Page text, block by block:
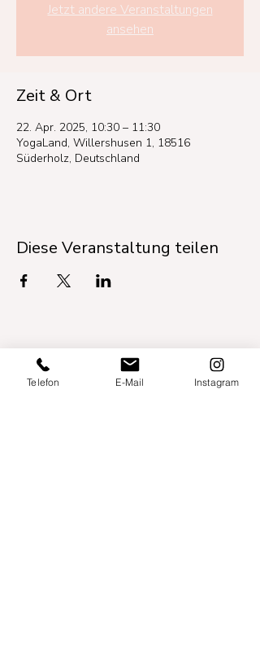
Jetzt andere Veranstaltungen
ansehen
Zeit & Ort
22. Apr. 2025, 10:30 – 11:30
YogaLand, Willershusen 1, 18516
Süderholz, Deutschland
Diese Veranstaltung teilen
Telefon E-Mail Instagram